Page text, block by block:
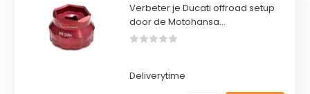
Verbeter je Ducati offroad setup
door de Motohansa...
Deliverytime